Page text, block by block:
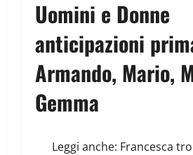
Uomini e Donne
anticipazioni
Armando, Mario,
Gemma
Leggi anche: Francesca